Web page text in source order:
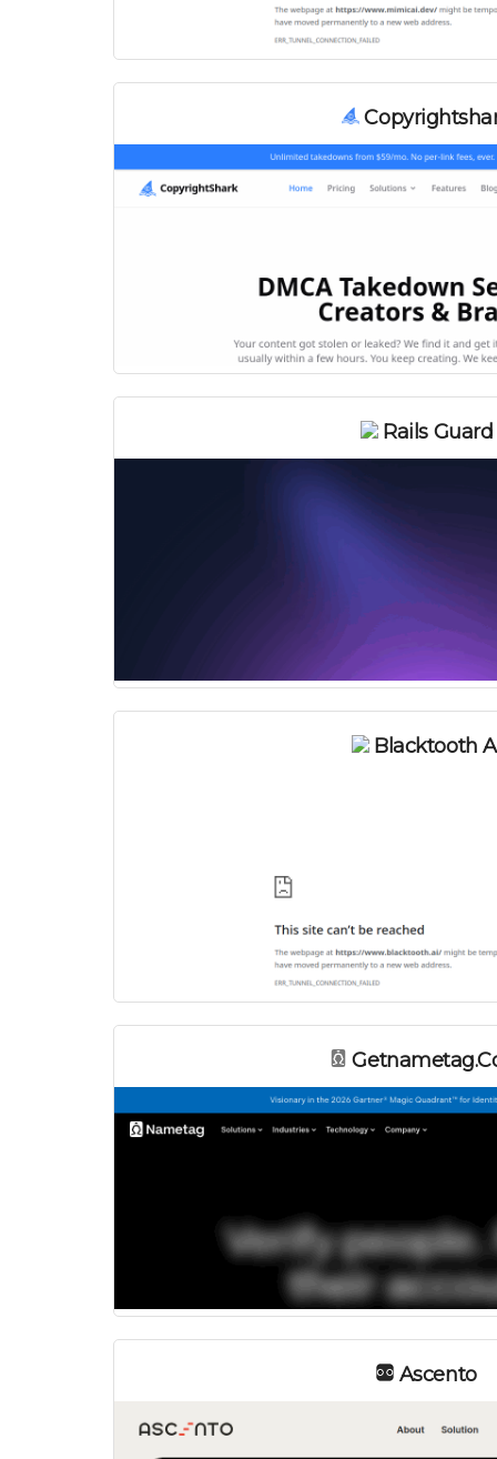
Rails Guard
Blacktooth
Ascento